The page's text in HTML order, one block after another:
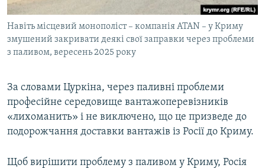
Навіть місцевий монополіст – компанія ATAN – у Криму
змушений закривати деякі свої заправки через проблеми
з паливом, вересень 2025 року
За словами Цуркіна, через паливні проблеми
професійне середовище вантажоперевізників
«лихоманить» і не виключено, що це призведе до
подорожчання доставки вантажів із Росії до Криму.
Щоб вирішити проблему з паливом у Криму, Росія